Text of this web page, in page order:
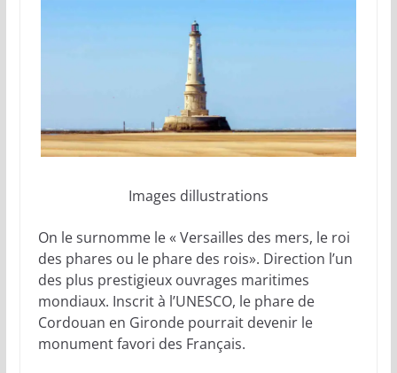
Images dillustrations
On le surnomme le « Versailles des mers, le roi
des phares ou le phare des rois». Direction l’un
des plus prestigieux ouvrages maritimes
mondiaux. Inscrit à l’UNESCO, le phare de
Cordouan en Gironde pourrait devenir le
monument favori des Français.